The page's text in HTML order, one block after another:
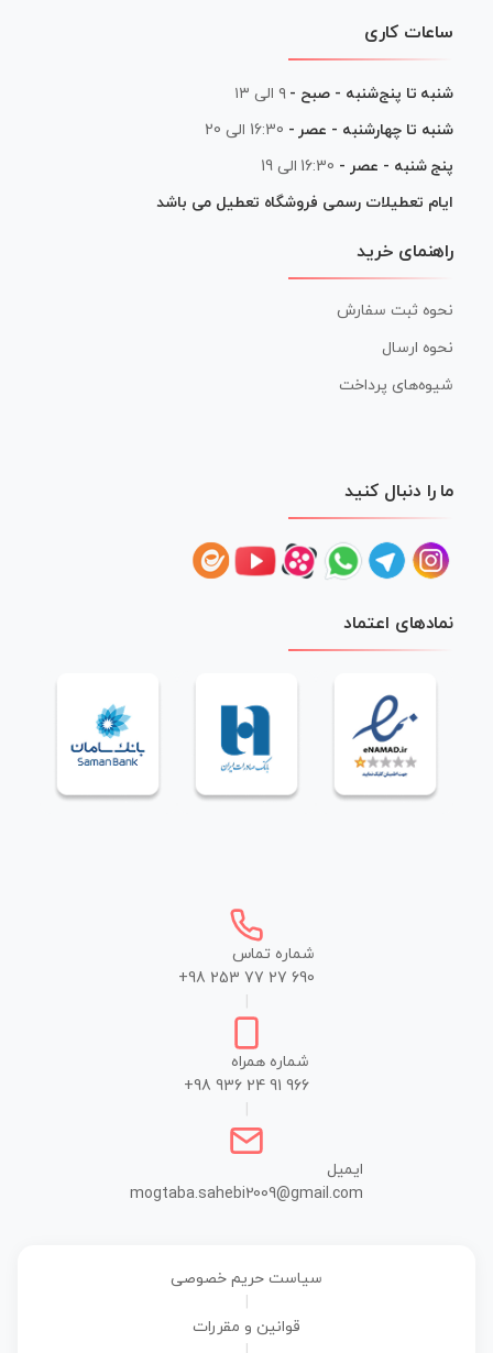
ساعات کاری
شنبه تا پنج‌شنبه - صبح - ۹ الی ۱۳
شنبه تا چهارشنبه - عصر - 16:30 الی 20
پنج شنبه - عصر - 16:30 الی 19
ایام تعطیلات رسمی فروشگاه تعطیل می باشد
راهنمای خرید
نحوه ثبت سفارش
نحوه ارسال
شیوه‌های پرداخت
ما را دنبال کنید
نمادهای اعتماد
شماره تماس
+98 253 77 27 690
شماره همراه
+98 936 24 91 966
ایمیل
mogtaba.sahebi2009@gmail.com
سیاست حریم خصوصی
قوانین و مقررات